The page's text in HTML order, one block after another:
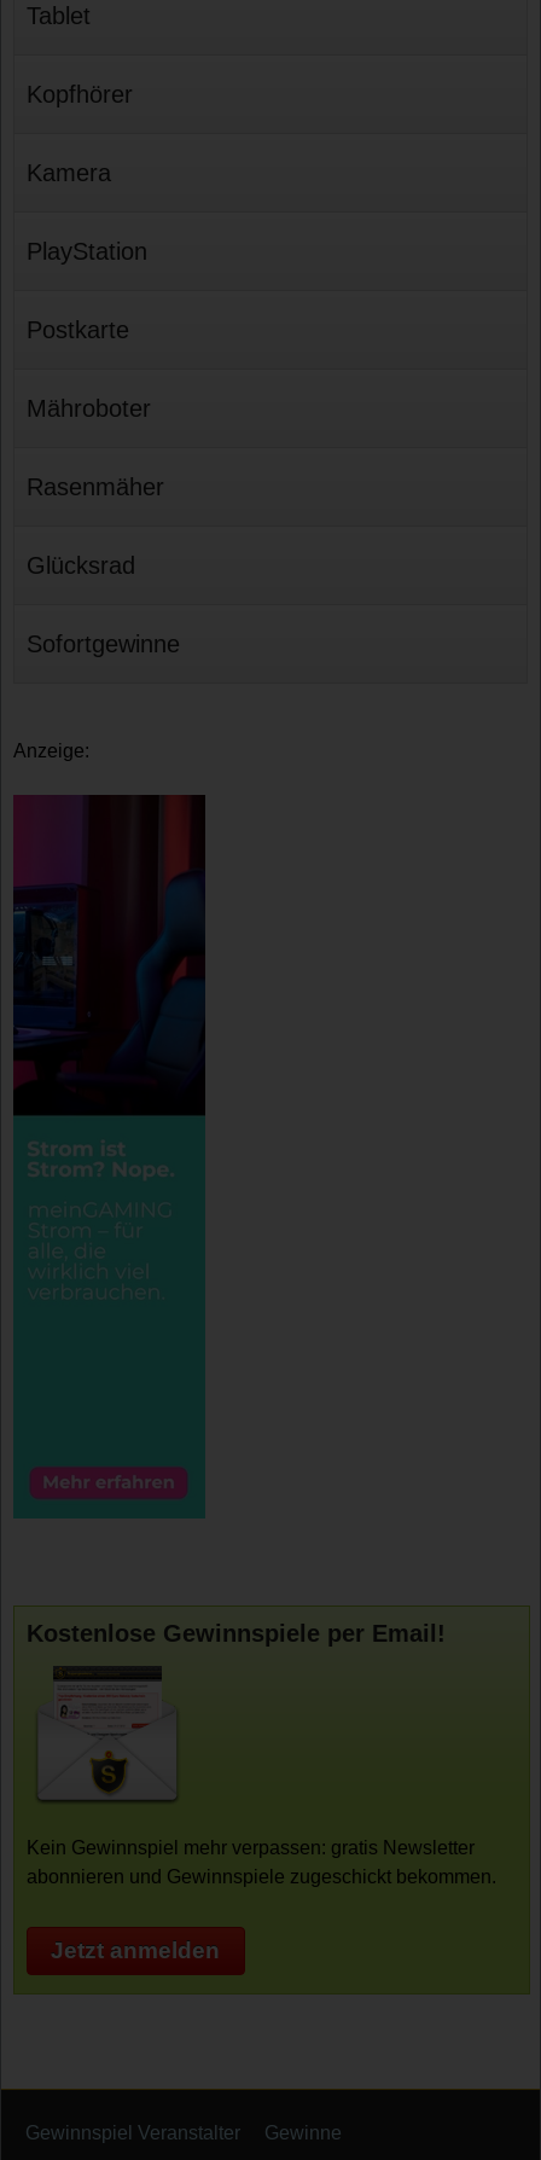
Tablet
Kopfhörer
Kamera
PlayStation
Postkarte
Mähroboter
Rasenmäher
Glücksrad
Sofortgewinne
Anzeige:
Kostenlose Gewinnspiele per Email!
Kein Gewinnspiel mehr verpassen: gratis Newsletter
abonnieren und Gewinnspiele zugeschickt bekommen.
Jetzt anmelden
Gewinnspiel Veranstalter Gewinne